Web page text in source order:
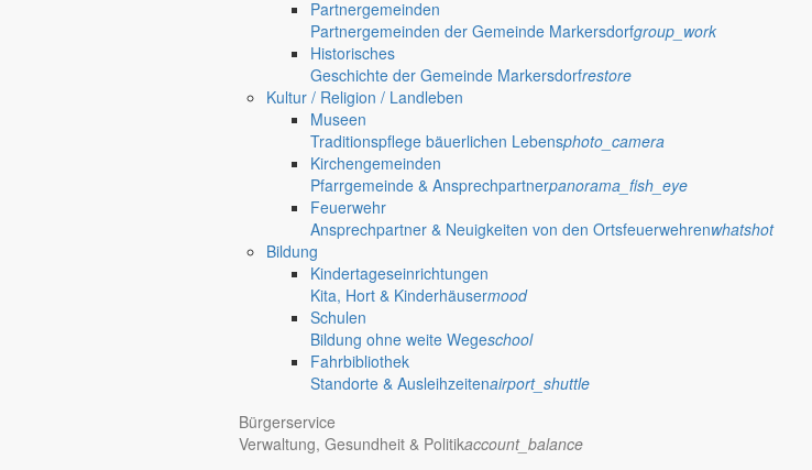
anzeigen@gemeinde-markersdorf.de
Partnergemeinden
Partnergemeinden der Gemeinde Markersdorfgroup_work
Historisches
Geschichte der Gemeinde Markersdorfrestore
Kultur / Religion / Landleben
Museen
Traditionspflege bäuerlichen Lebensphoto_camera
Kirchengemeinden
Pfarrgemeinde & Ansprechpartnerpanorama_fish_eye
Feuerwehr
Ansprechpartner & Neuigkeiten von den Ortsfeuerwehrenwhatshot
Bildung
Kindertageseinrichtungen
Kita, Hort & Kinderhäusermood
Schulen
Bildung ohne weite Wegeschool
Fahrbibliothek
Standorte & Ausleihzeitenairport_shuttle
Bürgerservice
Verwaltung, Gesundheit & Politikaccount_balance
Veranstaltungen
Wanderung zur Bachmann Mühle nach Sohland
Deutsch-Paulsdorf